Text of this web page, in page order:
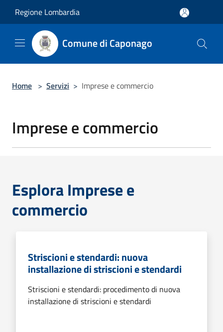
Regione Lombardia
Comune di Caponago
Home > Servizi > Imprese e commercio
Imprese e commercio
Esplora Imprese e
commercio
Striscioni e stendardi: nuova
installazione di striscioni e stendardi
Striscioni e stendardi: procedimento di nuova
installazione di striscioni e stendardi